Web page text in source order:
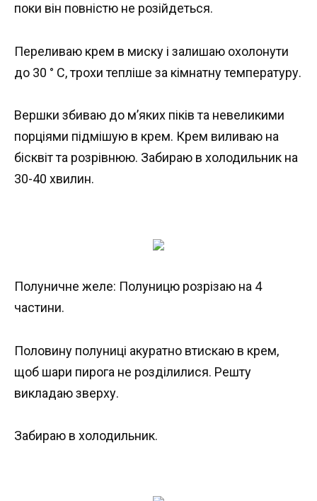
поки він повністю не розійдеться.
Переливаю крем в миску і залишаю охолонути
до 30 ° С, трохи тепліше за кімнатну температуру.
Вершки збиваю до м’яких піків та невеликими
порціями підмішую в крем. Крем виливаю на
бісквіт та розрівнюю. Забираю в холодильник на
30-40 хвилин.
Полуничне желе: Полуницю розрізаю на 4
частини.
Половину полуниці акуратно втискаю в крем,
щоб шари пирога не розділилися. Решту
викладаю зверху.
Забираю в холодильник.